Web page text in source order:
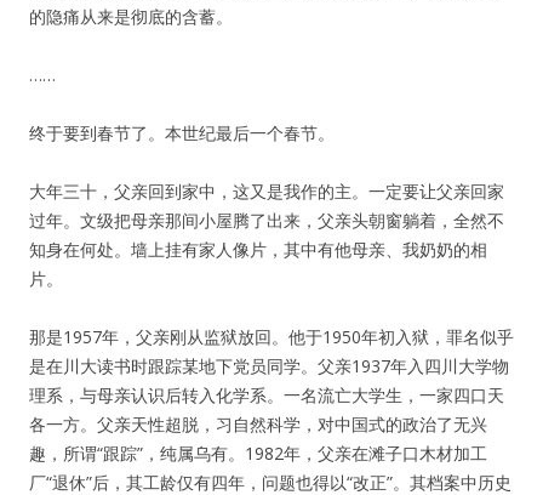
的隐痛从来是彻底的含蓄。
……
终于要到春节了。本世纪最后一个春节。
大年三十，父亲回到家中，这又是我作的主。一定要让父亲回家
过年。文级把母亲那间小屋腾了出来，父亲头朝窗躺着，全然不
知身在何处。墙上挂有家人像片，其中有他母亲、我奶奶的相
片。
那是1957年，父亲刚从监狱放回。他于1950年初入狱，罪名似乎
是在川大读书时跟踪某地下党员同学。父亲1937年入四川大学物
理系，与母亲认识后转入化学系。一名流亡大学生，一家四口天
各一方。父亲天性超脱，习自然科学，对中国式的政治了无兴
趣，所谓“跟踪”，纯属乌有。1982年，父亲在滩子口木材加工
厂“退休”后，其工龄仅有四年，问题也得以“改正”。其档案中历史